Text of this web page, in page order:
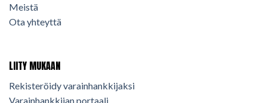
Meistä
Ota yhteyttä
LIITY MUKAAN
Rekisteröidy varainhankkijaksi
Varainhankkijan portaali